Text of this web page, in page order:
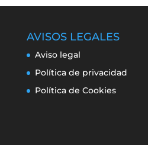
AVISOS LEGALES
Aviso legal
Política de privacidad
Política de Cookies